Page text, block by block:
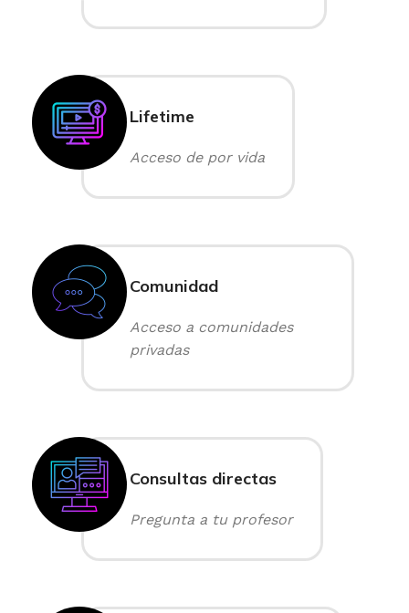
Lifetime
Acceso de por vida
Comunidad
Acceso a comunidades
privadas
Consultas directas
Pregunta a tu profesor